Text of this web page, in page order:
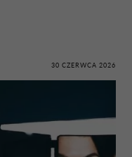
30 CZERWCA 2026